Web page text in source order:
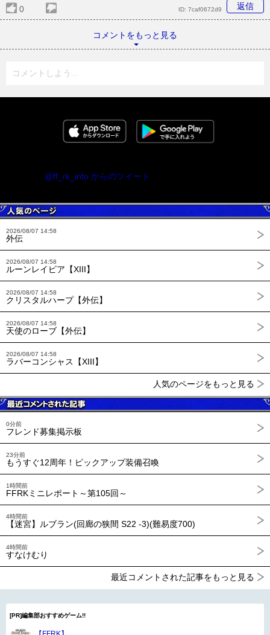
0 返信
ID: 7caf0672d9
コメントをもっと見る
コメントしよう...
@ff_rk_info からのツイート
2026/08/07 14:58
外伝
2026/08/07 14:58
ルーンレイピア【XIII】
2026/08/07 14:58
クリスタルハープ【外伝】
2026/08/07 14:58
天使のローブ【外伝】
2026/08/07 14:58
ラバーコンシャス【XIII】
人気のページをもっと見る
0分前
フレンド募集掲示板
23分前
もうすぐ12周年！ピックアップ装備召喚
1時間前
FFRKミニレポート～第105回～
4時間前
【迷宮】ルブラン(回廊の狭間 S22 -3)(難易度700)
4時間前
すなけむり
最近コメントされた記事をもっと見る
[PR]編集部おすすめゲーム!!